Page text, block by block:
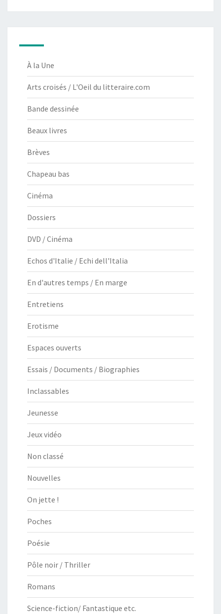
À la Une
Arts croisés / L'Oeil du litteraire.com
Bande dessinée
Beaux livres
Brèves
Chapeau bas
Cinéma
Dossiers
DVD / Cinéma
Echos d'Italie / Echi dell'Italia
En d'autres temps / En marge
Entretiens
Erotisme
Espaces ouverts
Essais / Documents / Biographies
Inclassables
Jeunesse
Jeux vidéo
Non classé
Nouvelles
On jette !
Poches
Poésie
Pôle noir / Thriller
Romans
Science-fiction/ Fantastique etc.